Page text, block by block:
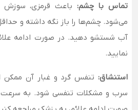
تماس با چشم: باعث قرمزی،
آب شستشو دهید. در صورت ادامه
نمایید.
استنشاق: تنفس گرد و غبار آن
سرب و مشکلات تنفسی شود. به سرعت